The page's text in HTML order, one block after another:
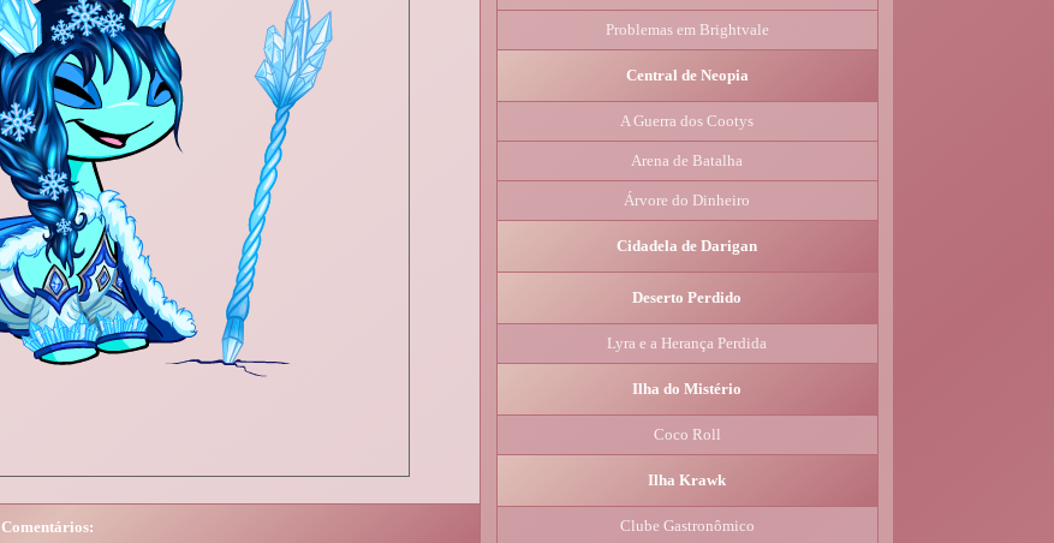
Comentários:
Problemas em Brightvale
Central de Neopia
A Guerra dos Cootys
Arena de Batalha
Árvore do Dinheiro
Cidadela de Darigan
Deserto Perdido
Lyra e a Herança Perdida
Ilha do Mistério
Coco Roll
Ilha Krawk
Clube Gastronômico